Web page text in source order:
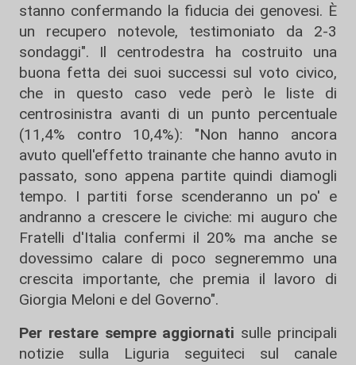
stanno confermando la fiducia dei genovesi. È
un recupero notevole, testimoniato da 2-3
sondaggi". Il centrodestra ha costruito una
buona fetta dei suoi successi sul voto civico,
che in questo caso vede però le liste di
centrosinistra avanti di un punto percentuale
(11,4% contro 10,4%): "Non hanno ancora
avuto quell'effetto trainante che hanno avuto in
passato, sono appena partite quindi diamogli
tempo. I partiti forse scenderanno un po' e
andranno a crescere le civiche: mi auguro che
Fratelli d'Italia confermi il 20% ma anche se
dovessimo calare di poco segneremmo una
crescita importante, che premia il lavoro di
Giorgia Meloni e del Governo".
Per restare sempre aggiornati sulle principali
notizie sulla Liguria seguiteci sul canale